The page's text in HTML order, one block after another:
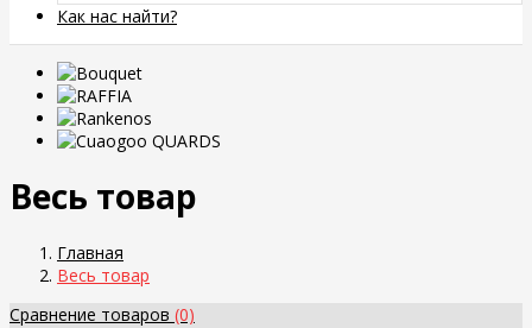
Как нас найти?
Весь товар
Главная
Весь товар
Сравнение товаров (0)